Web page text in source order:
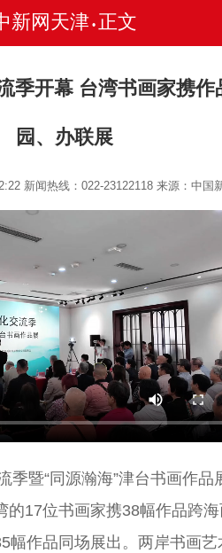
新网天津 • 正文
季开幕 台湾书画家携作
园、办联展
新闻热线：022-23122118来源：中国
暨“同源瀚海”津台书画作品
的17位书画家携38幅作品跨
幅作品同场展出。两岸书画艺